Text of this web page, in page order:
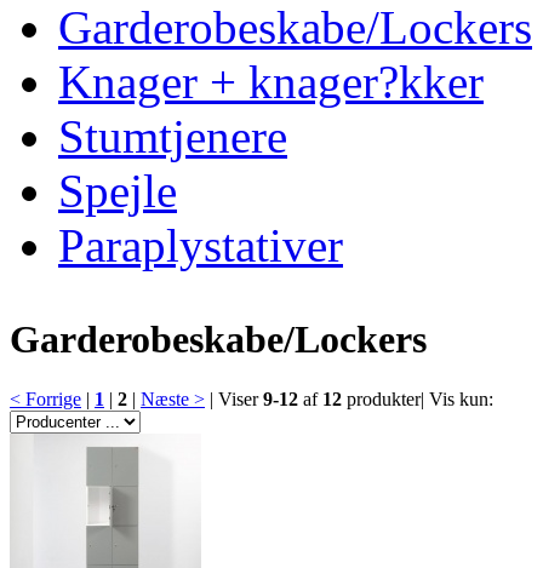
Garderobeskabe/Lockers
Knager + knager?kker
Stumtjenere
Spejle
Paraplystativer
Garderobeskabe/Lockers
< Forrige | 1 | 2 | Næste > | Viser9-12 af 12 produkter| Vis kun: